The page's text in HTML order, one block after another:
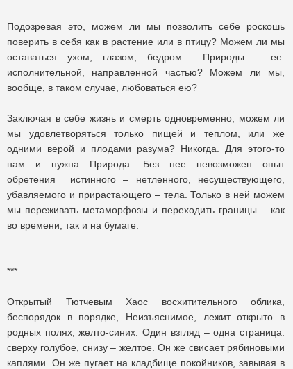
Подозревая это, можем ли мы позволить себе роскошь
поверить в себя как в растение или в птицу? Можем ли мы
оставаться ухом, глазом, бедром Природы – ее
исполнительной, направленной частью? Можем ли мы,
вообще, в таком случае, любоваться ею?
Заключая в себе жизнь и смерть одновременно, можем ли
мы удовлетворяться только пищей и теплом, или же
одними верой и плодами разума? Никогда. Для этого-то
нам и нужна Природа. Без нее невозможен опыт
обретения истинного – нетленного, несуществующего,
убавляемого и прирастающего – тела. Только в ней можем
мы переживать метаморфозы и переходить границы – как
во времени, так и на бумаге.
***
Открытый Тютчевым Хаос восхитительного облика,
беспорядок в порядке, Неизъяснимое, лежит открыто в
родных полях, желто-синих. Один взгляд – одна страница:
сверху голубое, снизу – желтое. Он же свисает рябиновыми
каплями. Он же пугает на кладбище покойников, завывая в